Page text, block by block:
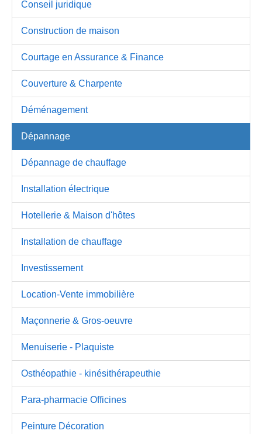
Conseil juridique
Construction de maison
Courtage en Assurance & Finance
Couverture & Charpente
Déménagement
Dépannage
Dépannage de chauffage
Installation électrique
Hotellerie & Maison d'hôtes
Installation de chauffage
Investissement
Location-Vente immobilière
Maçonnerie & Gros-oeuvre
Menuiserie - Plaquiste
Osthéopathie - kinésithérapeuthie
Para-pharmacie Officines
Peinture Décoration